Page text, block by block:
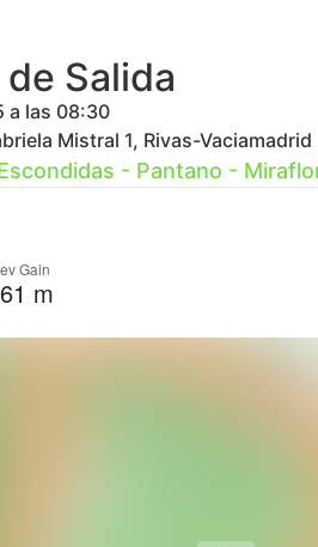
Salida
a las 08:30
Mistral 1, Rivas-Vaciamadrid
- Pantano -